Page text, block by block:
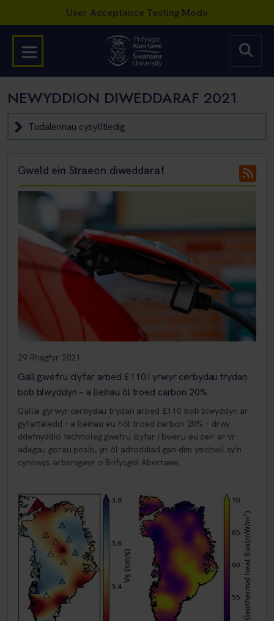
NEWYDDION DIWEDDARAF 2021
Tudalennau cysylltiedig
Gweld ein Straeon diweddaraf
29 Rhagfyr 2021
Gall gwefru clyfar arbed £110 i yrwyr cerbydau trydan
bob blwyddyn – a lleihau ôl troed carbon 20%
Gallai gyrwyr cerbydau trydan arbed £110 bob blwyddyn ar
gyfartaledd – a lleihau eu hôl troed carbon 20% – drwy
ddefnyddio technoleg gwefru clyfar i bweru eu ceir ar yr
adegau gorau posib, yn ôl adroddiad gan dîm ymchwil sy'n
cynnwys arbenigwyr o Brifysgol Abertawe.